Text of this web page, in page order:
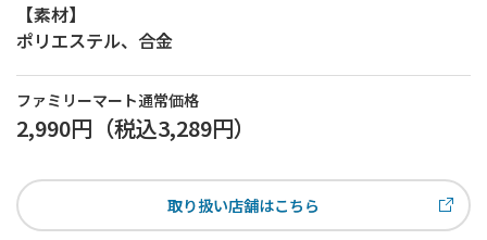
【素材】
ポリエステル、合金
ファミリーマート通常価格
2,990円 （税込3,289円）
取り扱い店舗はこちら